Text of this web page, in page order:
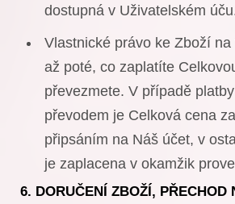
dostupná v Uživatelském
Vlastnické právo ke Zboží
až poté, co zaplatíte
převezmete. V případě
převodem je Celková cena
připsáním na Náš účet, v
je zaplacena v okamžik
6. DORUČENÍ ZBOŽÍ, PŘECHOD